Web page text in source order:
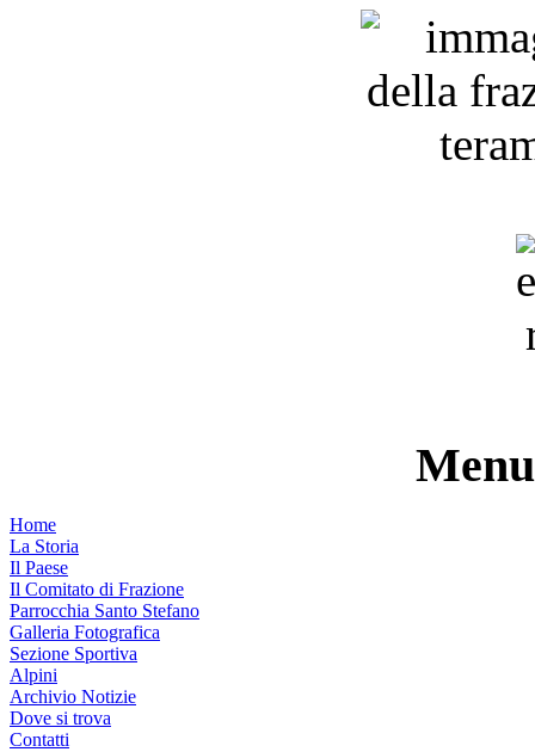
Home
La Storia
Il Paese
Il Comitato di Frazione
Parrocchia Santo Stefano
Galleria Fotografica
Sezione Sportiva
Alpini
Archivio Notizie
Dove si trova
Contatti